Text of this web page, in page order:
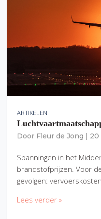
ARTIKELEN
Door Fleur de Jong 20
Spanningen in het
brandstofprijzen. Voor
gevolgen:
Lees verder »